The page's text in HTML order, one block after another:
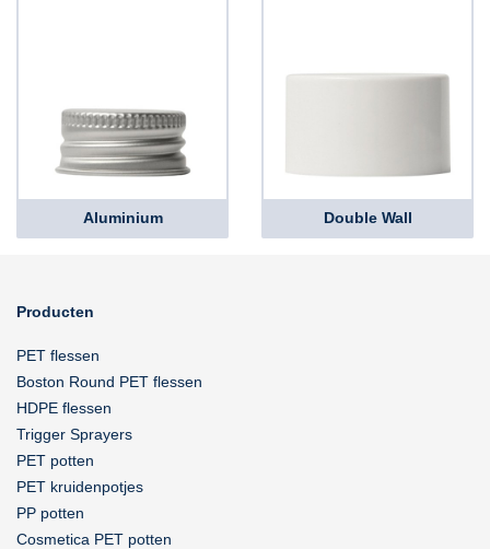
Aluminium Double Wall
Producten
PET flessen
Boston Round PET flessen
HDPE flessen
Trigger Sprayers
PET potten
PET kruidenpotjes
PP potten
Cosmetica PET potten